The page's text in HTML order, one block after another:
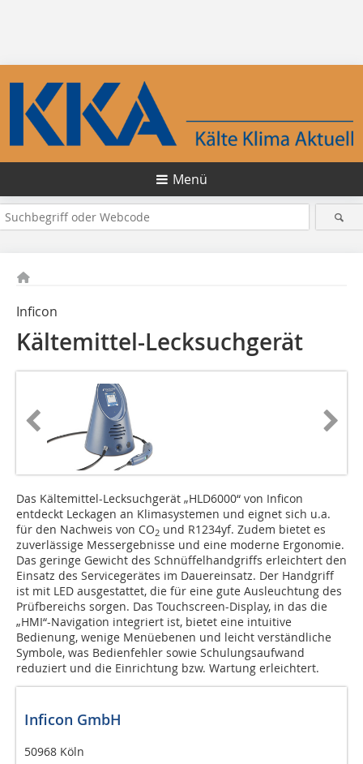
Menü
Inficon
Kältemittel-Lecksuchgerät
Das Kältemittel-Lecksuchgerät „HLD6000“ von Inficon
entdeckt Leckagen an Klimasystemen und eignet sich u.a.
für den Nachweis von CO2 und R1234yf. Zudem bietet es
zuverlässige Messergebnisse und eine moderne Ergonomie.
Das geringe Gewicht des Schnüffelhandgriffs erleichtert den
Einsatz des Servicegerätes im Dauereinsatz. Der Handgriff
ist mit LED ausgestattet, die für eine gute Ausleuchtung des
Prüfbereichs sorgen. Das Touchscreen-Display, in das die
„HMI“-Navigation integriert ist, bietet eine intuitive
Bedienung, wenige Menü­ebenen und leicht verständliche
Symbole, was Bedienfehler sowie Schulungsaufwand
reduziert und die Einrichtung bzw. Wartung erleichtert.
Inficon GmbH
50968 Köln